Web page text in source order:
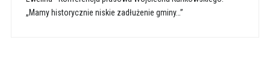
„Mamy historycznie niskie zadłużenie gminy…”